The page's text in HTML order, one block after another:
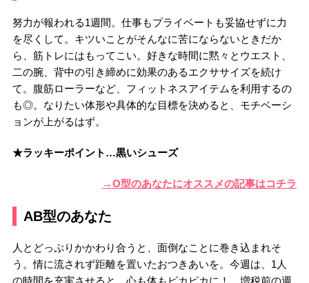
努力が報われる1週間。仕事もプライベートも妥協せずに力
を尽くして。キツいことがそんなに苦にならないときだか
ら、筋トレにはもってこい。好きな時間に黙々とウエスト、
二の腕、背中の引き締めに効果のあるエクササイズを続け
て。腹筋ローラーなど、フィットネスアイテムを利用するの
も◎。なりたい体形や具体的な目標を決めると、モチベーシ
ョンが上がるはず。
★ラッキーポイント…黒いシューズ
→O型のあなたにオススメの記事はコチラ
AB型のあなた
人とどっぷりかかわり合うと、面倒なことに巻き込まれそ
う。情に流されず距離を置いたおつきあいを。今週は、1人